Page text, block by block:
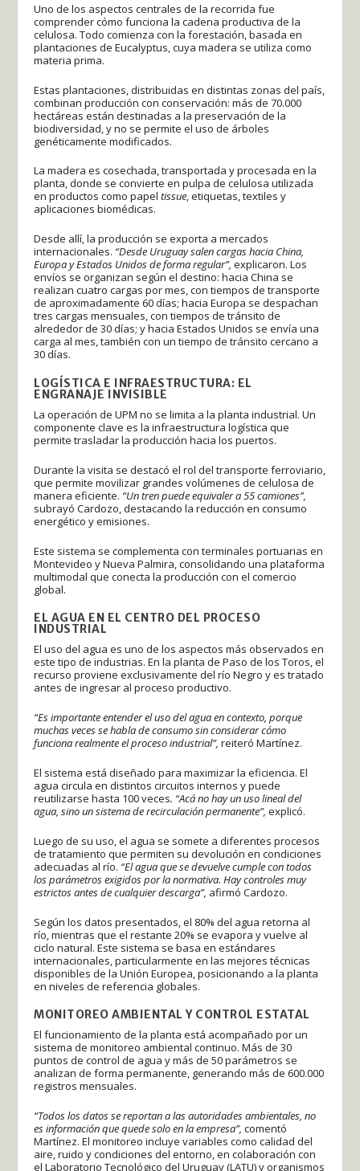
Uno de los aspectos centrales de la recorrida fue
comprender cómo funciona la cadena productiva de la
celulosa. Todo comienza con la forestación, basada en
plantaciones de Eucalyptus, cuya madera se utiliza como
materia prima.
Estas plantaciones, distribuidas en distintas zonas del país,
combinan producción con conservación: más de 70.000
hectáreas están destinadas a la preservación de la
biodiversidad, y no se permite el uso de árboles
genéticamente modificados.
La madera es cosechada, transportada y procesada en la
planta, donde se convierte en pulpa de celulosa utilizada
en productos como papeltissue, etiquetas, textiles y
aplicaciones biomédicas.
Desde allí, la producción se exporta a mercados
internacionales. “Desde Uruguay salen cargas hacia China,
Europa y Estados Unidos de forma regular”, explicaron. Los
envíos se organizan según el destino: hacia China se
realizan cuatro cargas por mes, con tiempos de transporte
de aproximadamente 60 días; hacia Europa se despachan
tres cargas mensuales, con tiempos de tránsito de
alrededor de 30 días; y hacia Estados Unidos se envía una
carga al mes, también con un tiempo de tránsito cercano a
30 días.
LOGÍSTICA E INFRAESTRUCTURA: EL
ENGRANAJE INVISIBLE
La operación de UPM no se limita a la planta industrial. Un
componente clave es la infraestructura logística que
permite trasladar la producción hacia los puertos.
Durante la visita se destacó el rol del transporte ferroviario,
que permite movilizar grandes volúmenes de celulosa de
manera eficiente. “Un tren puede equivaler a 55 camiones”,
subrayó Cardozo, destacando la reducción en consumo
energético y emisiones.
Este sistema se complementa con terminales portuarias en
Montevideo y Nueva Palmira, consolidando una plataforma
multimodal que conecta la producción con el comercio
global.
EL AGUA EN EL CENTRO DEL PROCESO
INDUSTRIAL
El uso del agua es uno de los aspectos más observados en
este tipo de industrias. En la planta de Paso de los Toros, el
recurso proviene exclusivamente del río Negro y es tratado
antes de ingresar al proceso productivo.
“Es importante entender el uso del agua en contexto, porque
muchas veces se habla de consumo sin considerar cómo
funciona realmente el proceso industrial”, reiteró Martínez.
El sistema está diseñado para maximizar la eficiencia. El
agua circula en distintos circuitos internos y puede
reutilizarse hasta 100 veces. “Acá no hay un uso lineal del
agua, sino un sistema de recirculación permanente”, explicó.
Luego de su uso, el agua se somete a diferentes procesos
de tratamiento que permiten su devolución en condiciones
adecuadas al río. “El agua que se devuelve cumple con todos
los parámetros exigidos por la normativa. Hay controles muy
estrictos antes de cualquier descarga”, afirmó Cardozo.
Según los datos presentados, el 80% del agua retorna al
río, mientras que el restante 20% se evapora y vuelve al
ciclo natural. Este sistema se basa en estándares
internacionales, particularmente en las mejores técnicas
disponibles de la Unión Europea, posicionando a la planta
en niveles de referencia globales.
MONITOREO AMBIENTAL Y CONTROL ESTATAL
El funcionamiento de la planta está acompañado por un
sistema de monitoreo ambiental continuo. Más de 30
puntos de control de agua y más de 50 parámetros se
analizan de forma permanente, generando más de 600.000
registros mensuales.
“Todos los datos se reportan a las autoridades ambientales, no
es información que quede solo en la empresa”, comentó
Martínez. El monitoreo incluye variables como calidad del
aire, ruido y condiciones del entorno, en colaboración con
el Laboratorio Tecnológico del Uruguay (LATU) y organismos